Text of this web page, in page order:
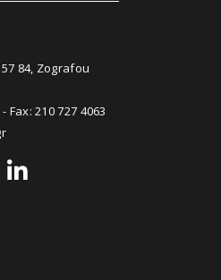
84, Zografou
- Fax:210 727 4063